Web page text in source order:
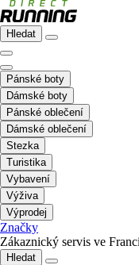
Hledat
Pánské boty
Dámské boty
Pánské oblečení
Dámské oblečení
Stezka
Turistika
Vybavení
Výživa
Výprodej
Značky
Zákaznický servis ve
Hledat